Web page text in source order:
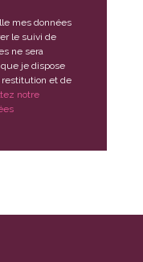
mes données
le suivi de
ne sera
je dispose
restitution et de
notre